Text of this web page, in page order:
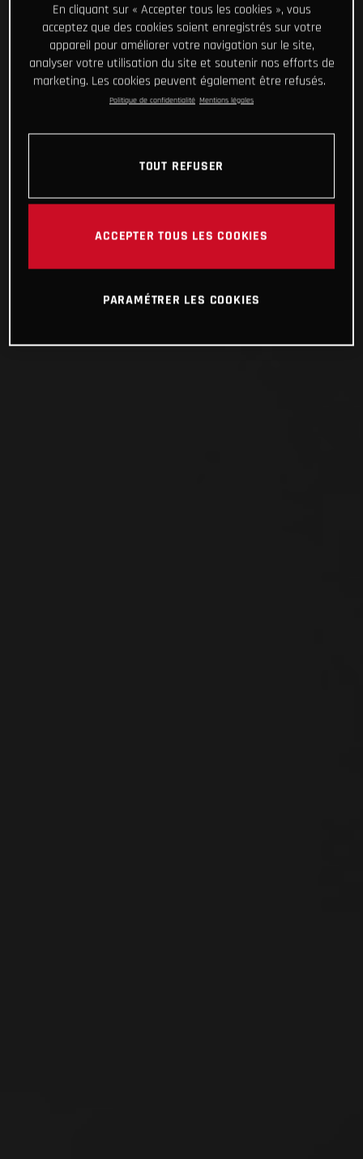
En cliquant sur « Accepter tous les cookies », vous
acceptez que des cookies soient enregistrés sur votre
appareil pour améliorer votre navigation sur le site,
analyser votre utilisation du site et soutenir nos efforts de
marketing. Les cookies peuvent également être refusés.
Politique de confidentialité Mentions légales
TOUT REFUSER
ACCEPTER TOUS LES COOKIES
PARAMÉTRER LES COOKIES